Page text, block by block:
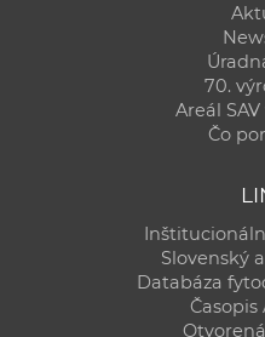
70.
Areál
Čo
Slovenský
Databáza